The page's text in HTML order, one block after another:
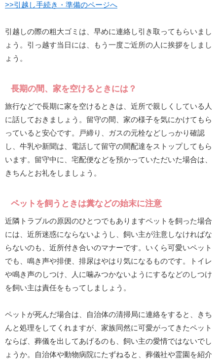
>>引越し手続き・準備のページへ
引越しの際の粗大ゴミは、早めに連絡し引き取ってもらいまし
ょう。引っ越す当日には、もう一度ご近所の人に挨拶をしまし
ょう。
長期の間、家を空けるときには？
旅行などで長期に家を空けるときは、近所で親しくしている人
に話しておきましょう。留守の間、家の様子を気にかけてもら
っていると安心です。戸締り、ガスの元栓などしっかり確認
し、牛乳や新聞は、電話して留守の間配達をストップしてもら
います。留守中に、宅配便などを預かっていただいた場合は、
きちんとお礼をしましょう。
ペットを飼うときは糞などの始末に注意
近隣トラブルの原因のひとつでもありますペットを飼った場合
には、近所迷惑にならないようし、飼い主が注意しなければな
らないのも、近所付き合いのマナーです。いくら可愛いペット
でも、鳴き声や排便、排尿はやはり気になるものです。トイレ
や鳴き声のしつけ、人に噛みつかないようにするなどのしつけ
を飼い主は責任をもってしましょう。
ペットが死んだ場合は、自治体の清掃局に連絡をすると、きち
んと処理をしてくれますが、家族同然に可愛がってきたペット
ならば、葬儀を出してあげるのも、飼い主の愛情ではないでし
ょうか。自治体や動物病院にたずねると、葬儀社や霊園を紹介